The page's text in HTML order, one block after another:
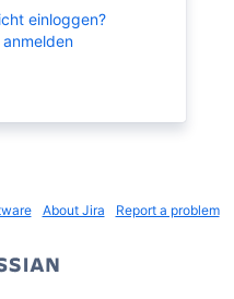
einloggen?
anmelden
About Jira Report a problem